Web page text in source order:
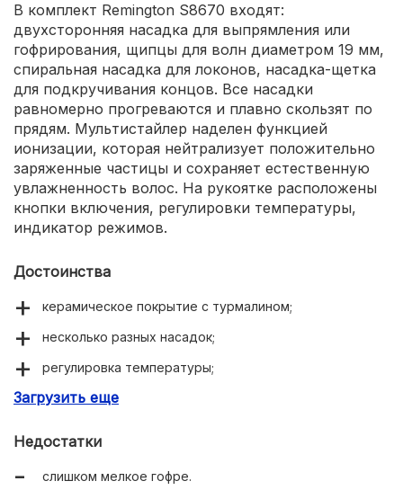
В комплект Remington S8670 входят:
двухсторонняя насадка для выпрямления или
гофрирования, щипцы для волн диаметром 19 мм,
спиральная насадка для локонов, насадка-щетка
для подкручивания концов. Все насадки
равномерно прогреваются и плавно скользят по
прядям. Мультистайлер наделен функцией
ионизации, которая нейтрализует положительно
заряженные частицы и сохраняет естественную
увлажненность волос. На рукоятке расположены
кнопки включения, регулировки температуры,
индикатор режимов.
Достоинства
керамическое покрытие с турмалином;
несколько разных насадок;
регулировка температуры;
много вариантов укладки;
Загрузить еще
Недостатки
слишком мелкое гофре.